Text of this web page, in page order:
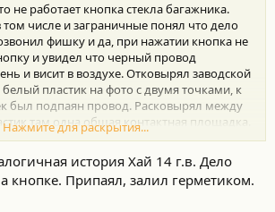
не работает кнопка стекла багажника.
числе и заграничные понял что дело
фишку и да, при нажатии кнопка не
и увидел что черный провод
и висит в воздухе. Отковырял заводской
пластик на фото с двумя точками, к
был подпаян провод. Расковырял между
там одна общая контактная площадка.
провод и залил все снова
кнопка за 50$
1005008289015003.html?
Нажмите для раскрытия...
история Хай 14 г.в. Дело
кнопке. Припаял, залил герметиком.